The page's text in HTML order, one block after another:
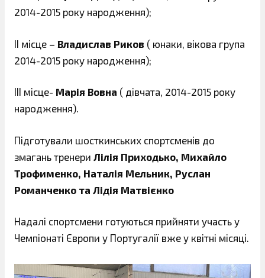
2014-2015 року народження);
ІІ місце – Владислав Риков ( юнаки, вікова група
2014-2015 року народження);
ІІІ місце- Марія Вовна ( дівчата, 2014-2015 року
народження).
Підготували шосткинських спортсменів до
змагань тренери Лілія Приходько, Михайло
Трофименко, Наталія Мельник, Руслан
Романченко та Лідія Матвієнко
Надалі спортсмени готуються прийняти участь у
Чемпіонаті Європи у Португалії вже у квітні місяці.